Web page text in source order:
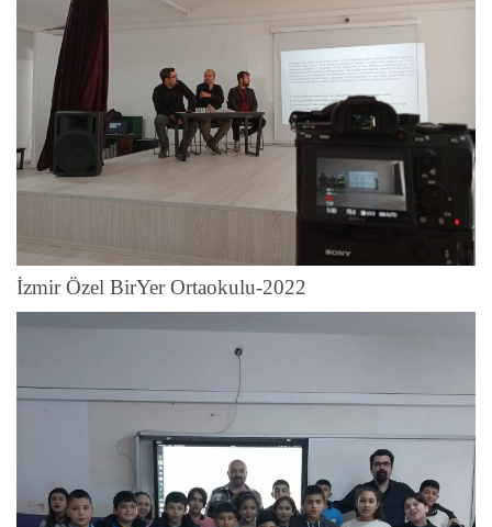
İzmir Özel BirYer Ortaokulu-2022